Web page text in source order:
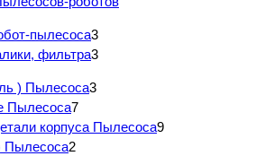
пылесоса3
фильтра3
) Пылесоса3
Пылесоса7
корпуса Пылесоса9
Пылесоса2